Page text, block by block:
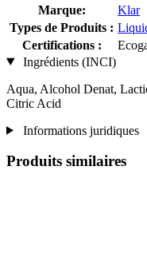
Marque:
Klar
Types de Produits :
Certifications :
Ingrédients (INCI)
Aqua, Alcohol Denat,
Citric Acid
Informations juridiques
Produits similaires